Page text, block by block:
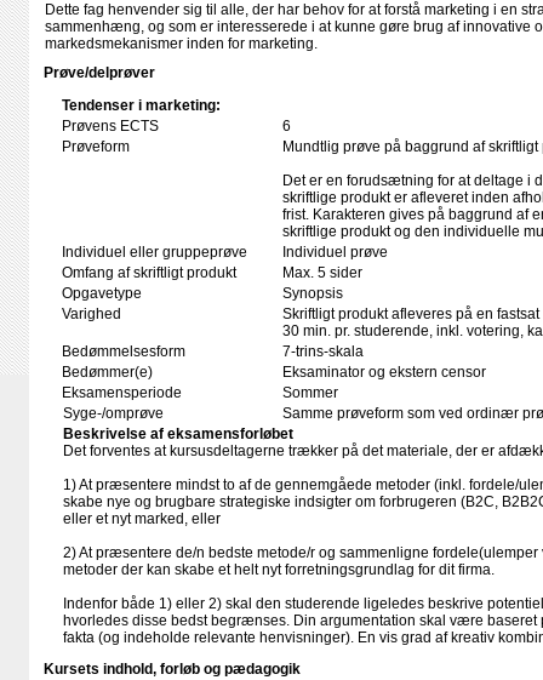
Dette fag henvender sig til alle, der har behov for at forstå marketing i en
sammenhæng, og som er interesserede i at kunne gøre brug af innovative
markedsmekanismer inden for marketing.
Prøve/delprøver
Tendenser i marketing:
Prøvens ECTS
6
Prøveform
Mundtlig prøve på baggrund af skriftligt
Det er en forudsætning for at deltage i
skriftlige produkt er afleveret inden
frist. Karakteren gives på baggrund af
skriftlige produkt og den individuelle
Individuel eller gruppeprøve
Individuel prøve
Omfang af skriftligt produkt
Max. 5 sider
Opgavetype
Synopsis
Varighed
Skriftligt produkt afleveres på en
30 min. pr. studerende, inkl. votering,
Bedømmelsesform
7-trins-skala
Bedømmer(e)
Eksaminator og ekstern censor
Eksamensperiode
Sommer
Syge-/omprøve
Samme prøveform som ved ordinær
Beskrivelse af eksamensforløbet
Det forventes at kursusdeltagerne trækker på det materiale, der er
1) At præsentere mindst to af de gennemgåede metoder (inkl. fordele/
skabe nye og brugbare strategiske indsigter om forbrugeren (B2C,
eller et nyt marked, eller
2) At præsentere de/n bedste metode/r og sammenligne
metoder der kan skabe et helt nyt forretningsgrundlag for dit firma.
Indenfor både 1) eller 2) skal den studerende ligeledes beskrive
hvorledes disse bedst begrænses. Din argumentation skal være baseret
fakta (og indeholde relevante henvisninger). En vis grad af kreativ
Kursets indhold, forløb og pædagogik